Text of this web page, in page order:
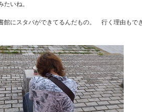
たいね。
館にスタバができてるんだもの。 行く理由もで